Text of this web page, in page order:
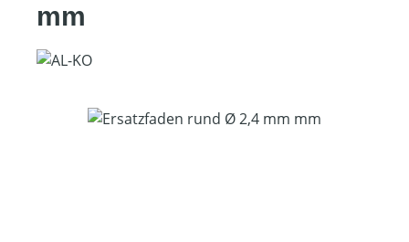
mm
Bildergalerie überspringen